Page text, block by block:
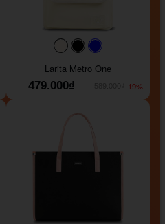
#faf0e6#000000
Larita Metro One
479.000₫
-19%